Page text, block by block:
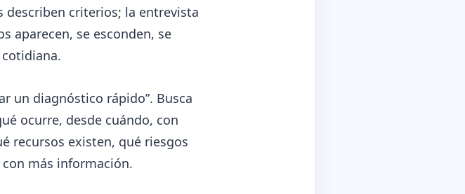
describen criterios; la entrevista
aparecen, se esconden, se
un diagnóstico rápido”. Busca
ocurre, desde cuándo, con
recursos existen, qué riesgos
más información.